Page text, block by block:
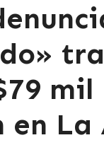
mil
en La